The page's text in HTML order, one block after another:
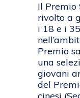
Il Premio
rivolto a
i 18 e i
Premio
una
giovani
del